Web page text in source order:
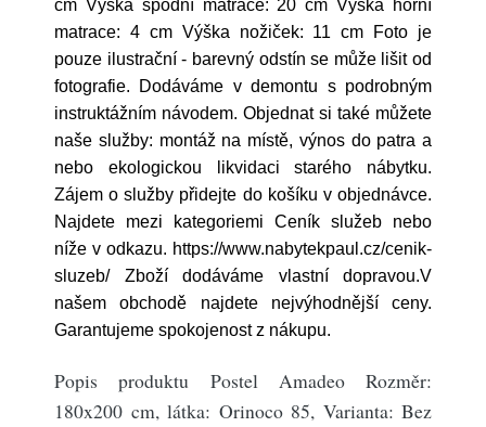
cm Výška spodní matrace: 20 cm Výška horní
matrace: 4 cm Výška nožiček: 11 cm Foto je
pouze ilustrační - barevný odstín se může lišit od
fotografie. Dodáváme v demontu s podrobným
instruktážním návodem. Objednat si také můžete
naše služby: montáž na místě, výnos do patra a
nebo ekologickou likvidaci starého nábytku.
Zájem o služby přidejte do košíku v objednávce.
Najdete mezi kategoriemi Ceník služeb nebo
níže v odkazu. https://www.nabytekpaul.cz/cenik-
sluzeb/ Zboží dodáváme vlastní dopravou.V
našem obchodě najdete nejvýhodnější ceny.
Garantujeme spokojenost z nákupu.
Popis produktu Postel Amadeo Rozměr:
180x200 cm, látka: Orinoco 85, Varianta: Bez